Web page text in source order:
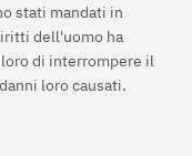
stati mandati in
dell'uomo ha
di interrompere il
loro causati.